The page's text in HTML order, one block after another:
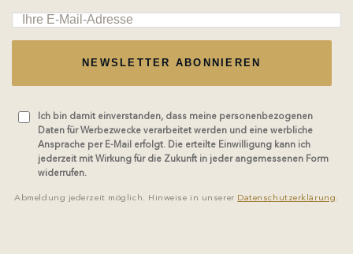
NEWSLETTER ABONNIEREN
Ich bin damit einverstanden, dass meine personenbezogenen
Daten für Werbezwecke verarbeitet werden und eine werbliche
Ansprache per E-Mail erfolgt. Die erteilte Einwilligung kann ich
jederzeit mit Wirkung für die Zukunft in jeder angemessenen Form
widerrufen.
Abmeldung jederzeit möglich. Hinweise in unserer Datenschutzerklärung.